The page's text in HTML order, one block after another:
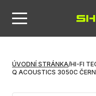
ÚVODNÍ STRÁNKA/HI-FI
Q ACOUSTICS 3050C